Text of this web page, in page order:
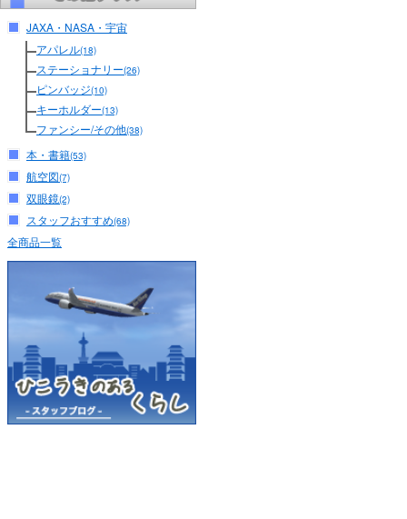
JAXA・NASA・宇宙
アパレル(18)
ステーショナリー(26)
ピンバッジ(10)
キーホルダー(13)
ファンシー/その他(38)
本・書籍(53)
航空図(7)
双眼鏡(2)
スタッフおすすめ(68)
全商品一覧